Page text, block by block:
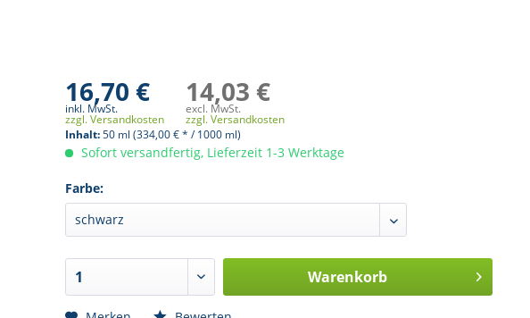
16,70 €
inkl. MwSt.
zzgl. Versandkosten
14,03 €
excl. MwSt.
zzgl. Versandkosten
Inhalt:50 ml (334,00 € * / 1000 ml)
Sofort versandfertig, Lieferzeit 1-3 Werktage
Farbe:
Warenkorb